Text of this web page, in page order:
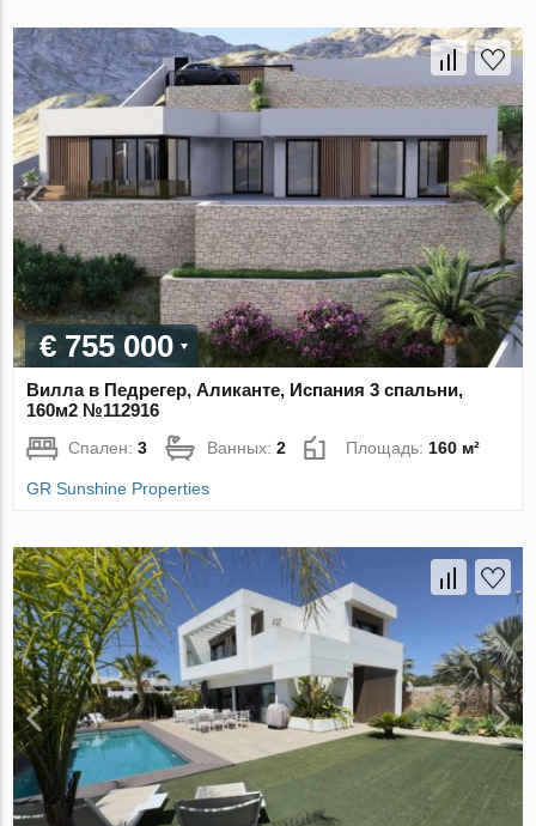
€ 755 000
Вилла в Педрегер, Аликанте, Испания 3 спальни,
160м2 №112916
Спален:3 Ванных:2 Площадь: 160 м²
GR Sunshine Properties